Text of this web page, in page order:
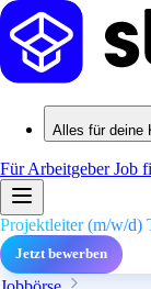
Alles für deine
Für ArbeitgeberJob
Projektleiter (m/w/
Jetzt bewerben